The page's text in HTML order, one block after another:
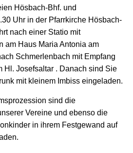
Hösbach-Bhf. und
Uhr in der Pfarrkirche Hösbach-
nach einer Statio mit
am Haus Maria Antonia am
Schmerlenbach mit Empfang
Hl. Josefsaltar . Danach sind Sie
mit kleinem Imbiss eingeladen.
sind die
Vereine und ebenso die
in ihrem Festgewand auf